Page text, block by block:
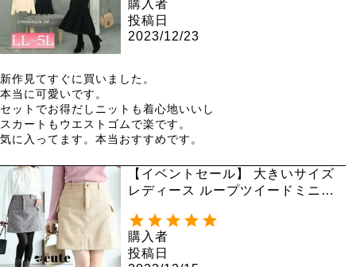
購入者
投稿日
2023/12/23
新作見てすぐに買いました。
本当に可愛いです。
セットでお得だしニットも着心地いいし
スカートもウエストゴムで楽です。
気に入ってます。本当おすすめです。
【イベントセール】 大きいサイズ
レディース ループツイードミニス
購入者
投稿日